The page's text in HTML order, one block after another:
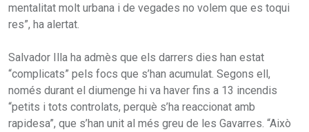
mentalitat molt urbana i de vegades no volem que es toqui
res”, ha alertat.
Salvador Illa ha admès que els darrers dies han estat
“complicats” pels focs que s’han acumulat. Segons ell,
només durant el diumenge hi va haver fins a 13 incendis
“petits i tots controlats, perquè s’ha reaccionat amb
rapidesa”, que s’han unit al més greu de les Gavarres. “Això